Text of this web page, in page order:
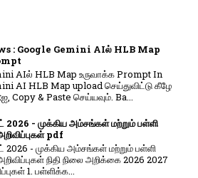
: Google Gemini AIல் HLB Map
AIல் HLB Map உருவாக்க Prompt In
AI HLB Map upload செய்துவிட்டு கீழே
Copy & Paste செய்யவும். Ba...
2026 - முக்கிய அம்சங்கள் மற்றும் பள்ளி
pdf
2026 - முக்கிய அம்சங்கள் மற்றும் பள்ளி
நிதி நிலை அறிக்கை 2026 2027
1. பள்ளிக்க...